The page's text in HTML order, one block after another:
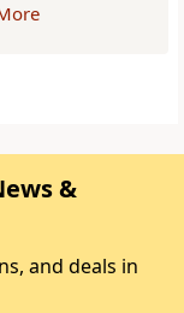
&
and deals in